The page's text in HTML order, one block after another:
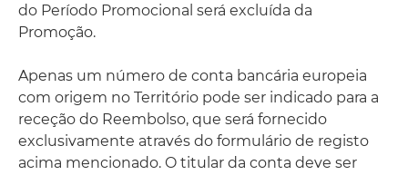
do Período Promocional será excluída da
Promoção.
Apenas um número de conta bancária europeia
com origem no Território pode ser indicado para a
receção do Reembolso, que será fornecido
exclusivamente através do formulário de registo
acima mencionado. O titular da conta deve ser